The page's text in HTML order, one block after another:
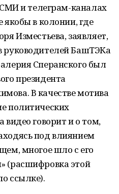
СМИ и телеграм-каналах
якобы в колонии, где
Изместьева, заявляет,
руководителей БашТЭКа
Сперанского был
президента
В качестве мотива
политических
видео говорит и о том,
под влиянием
многое шло с его
(расшифровка этой
ссылке).